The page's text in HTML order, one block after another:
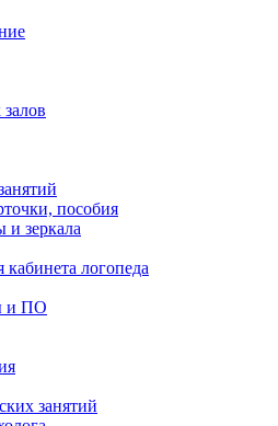
пособия
и зеркала
логопеда
и ПО
занятий